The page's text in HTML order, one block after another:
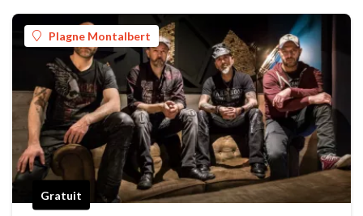
Plagne Montalbert
Gratuit